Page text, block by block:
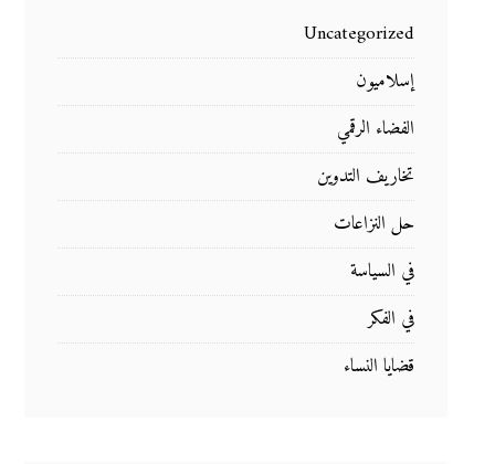
Uncategorized
إسلاميون
الفضاء الرقمي
تخاريف التدوين
حل النزاعات
في السياسة
في الفكر
قضايا النساء